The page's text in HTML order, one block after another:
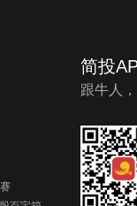
简投
跟牛人